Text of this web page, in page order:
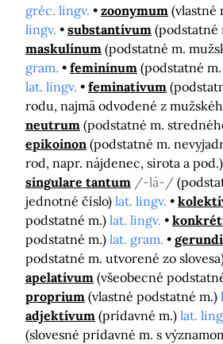
gréc. lingv. zoonymum (vlastné
lingv.
substantívum (podstatné
maskulínum (podstatné m.
gram.
feminínum (podstatné
lat. lingv.
feminatívum
rodu, najmä odvodené z
neutrum (podstatné m.
epikoinon (podstatné m.
rod, napr. nájdenec, sirota a pod.)
singulare tantum /-lá-/
jednotné číslo) lat. lingv.
podstatné m.) lat. lingv.
podstatné m.) lat. gram.
podstatné m. utvorené zo
apelatívum (všeobecné
proprium (vlastné podstatné m.)
adjektívum (prídavné m.) lat.
(slovesné prídavné m. s